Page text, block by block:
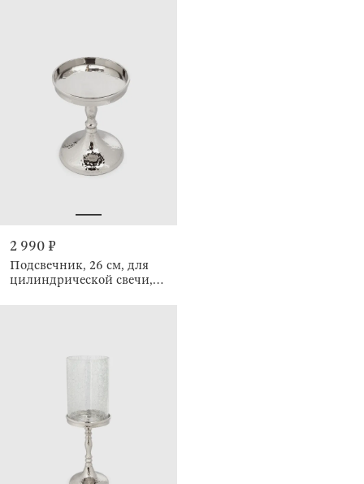
2 990 ₽
Подсвечник, 26 см, для
цилиндрической свечи,